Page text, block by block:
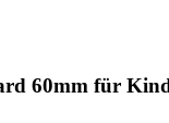
60mm für